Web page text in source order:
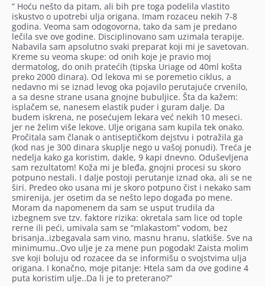
” Hoću nešto da pitam, ali bih pre toga podelila vlastito
iskustvo o upotrebi ulja origana. Imam rozaceu nekih 7-8
godina. Veoma sam odogovorna, tako da sam je predano
lečila sve ove godine. Disciplinovano sam uzimala terapije.
Nabavila sam apsolutno svaki preparat koji mi je savetovan.
Kreme su veoma skupe: od onih koje je pravio moj
dermatolog, do onih pratećih (tipska Uriage od 40ml košta
preko 2000 dinara). Od lekova mi se poremetio ciklus, a
nedavno mi se iznad levog oka pojavilo perutajuće crvenilo,
a sa desne strane usana gnojne bubuljice. Šta da kažem:
isplačem se, nanesem elastik puder i guram dalje. Da
budem iskrena, ne posećujem lekara već nekih 10 meseci.
jer ne želim više lekove. Ulje origana sam kupila tek onako.
Pročitala sam članak o antiseptičkom dejstvu i potražila ga
(kod nas je 300 dinara skuplje nego u vašoj ponudi). Treća je
nedelja kako ga koristim, dakle, 9 kapi dnevno. Oduševljena
sam rezultatom! Koža mi je bleđa, gnojni procesi su skoro
potpuno nestali. I dalje postoji perutanje iznad oka, ali se ne
širi. Predeo oko usana mi je skoro potpuno čist i nekako sam
smirenija, jer osetim da se nešto lepo događa po mene.
Moram da napomenem da sam se usput trudila da
izbegnem sve tzv. faktore rizika: okretala sam lice od tople
rerne ili peći, umivala sam se “mlakastom” vodom, bez
brisanja..izbegavala sam vino, masnu hranu, slatkiše. Sve na
minimumu..Ovo ulje je za mene pun pogodak! Zaista molim
sve koji boluju od rozacee da se informišu o svojstvima ulja
origana. I konačno, moje pitanje: Htela sam da ove godine 4
puta koristim ulje..Da li je to preterano?”